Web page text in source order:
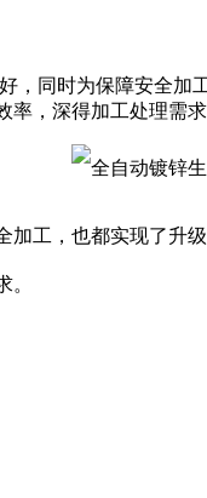
，同时为保障安全
，深得加工处理需求
工，也都实现了升